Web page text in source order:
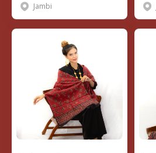
Jambi